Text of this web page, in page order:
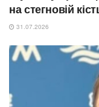
на стегновій
31.07.2026